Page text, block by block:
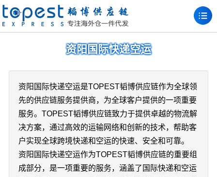
资阳国际快递空运
资阳国际快递空运是TOPEST韬博供应链作为全球领
先的供应链服务提供商，为全球客户提供的一项重要
服务。TOPEST韬博供应链致力于提供卓越的物流解
决方案，通过高效的运输网络和创新的技术，帮助客
户实现全球跨境快递和空运的快速、安全和可靠。
资阳国际快递空运作为TOPEST韬博供应链的重要组
成部分，是一项重要的服务，涵盖了国际快递和空运